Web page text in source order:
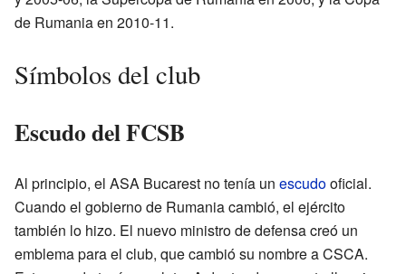
de Rumania en 2010-11.
Símbolos del club
Escudo del FCSB
Al principio, el ASA Bucarest no tenía un escudooficial.
Cuando el gobierno de Rumania cambió, el ejército
también lo hizo. El nuevo ministro de defensa creó un
emblema para el club, que cambió su nombre a CSCA.